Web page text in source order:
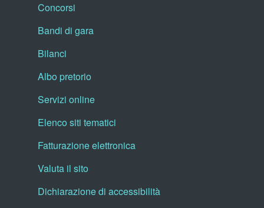
Concorsi
Bandi di gara
Bilanci
Albo pretorio
Servizi online
Elenco siti tematici
Fatturazione elettronica
Valuta il sito
Dichiarazione di accessibilità